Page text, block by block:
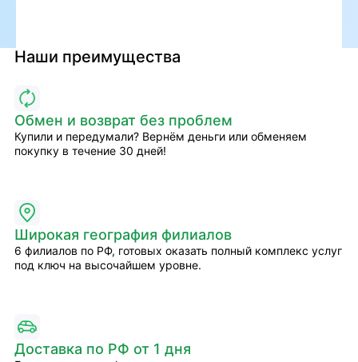
Наши преимущества
Обмен и возврат без проблем
Купили и передумали? Вернём деньги или обменяем
покупку в течение 30 дней!
Широкая география филиалов
6 филиалов по РФ, готовых оказать полный комплекс услуг
под ключ на высочайшем уровне.
Доставка по РФ от 1 дня